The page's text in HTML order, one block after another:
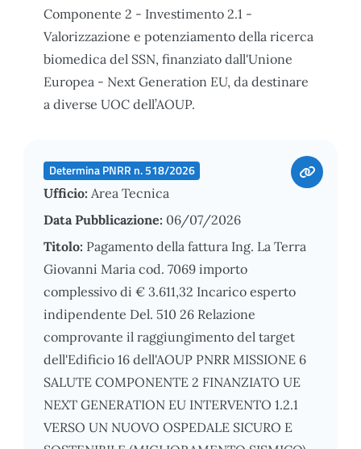
Componente 2 - Investimento 2.1 -
Valorizzazione e potenziamento della ricerca
biomedica del SSN, finanziato dall'Unione
Europea - Next Generation EU, da destinare
a diverse UOC dell’AOUP.
Determina PNRR n. 518/2026
Ufficio: Area Tecnica
Data Pubblicazione: 06/07/2026
Titolo: Pagamento della fattura Ing. La Terra
Giovanni Maria cod. 7069 importo
complessivo di € 3.611,32 Incarico esperto
indipendente Del. 510 26 Relazione
comprovante il raggiungimento del target
dell'Edificio 16 dell'AOUP PNRR MISSIONE 6
SALUTE COMPONENTE 2 FINANZIATO UE
NEXT GENERATION EU INTERVENTO 1.2.1
VERSO UN NUOVO OSPEDALE SICURO E